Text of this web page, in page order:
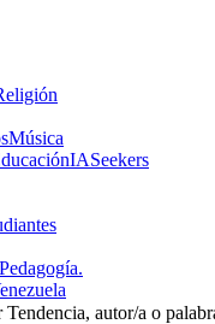
Música
IASeekers
Pedagogía.
autor/a o